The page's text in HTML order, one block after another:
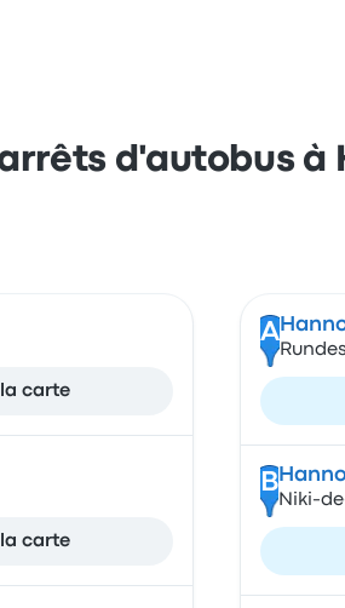
d'autobus à
carte
carte
A
B
Niki-